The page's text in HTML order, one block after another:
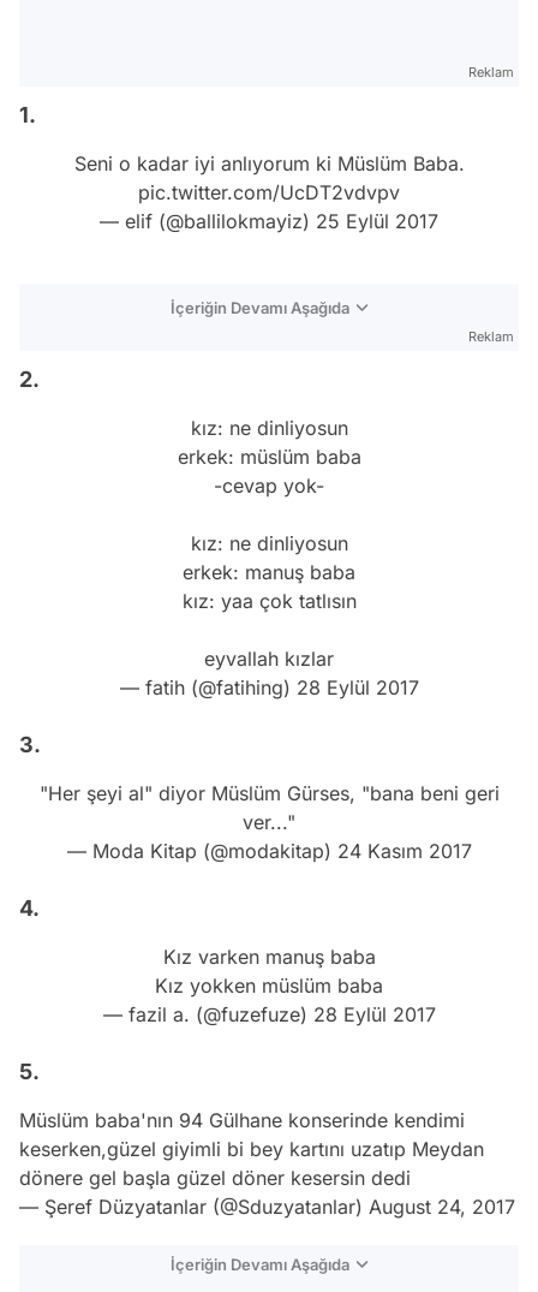
Reklam
1.
Seni o kadar iyi anlıyorum ki Müslüm Baba.
pic.twitter.com/UcDT2vdvpv
— elif (@ballilokmayiz) 25 Eylül 2017
İçeriğin Devamı Aşağıda
Reklam
2.
kız: ne dinliyosun
erkek: müslüm baba
-cevap yok-
kız: ne dinliyosun
erkek: manuş baba
kız: yaa çok tatlısın
eyvallah kızlar
— fatih (@fatihing) 28 Eylül 2017
3.
"Her şeyi al" diyor Müslüm Gürses, "bana beni geri
ver..."
— Moda Kitap (@modakitap) 24 Kasım 2017
4.
Kız varken manuş baba
Kız yokken müslüm baba
— fazil a. (@fuzefuze) 28 Eylül 2017
5.
Müslüm baba'nın 94 Gülhane konserinde kendimi
keserken,güzel giyimli bi bey kartını uzatıp Meydan
dönere gel başla güzel döner kesersin dedi
— Şeref Düzyatanlar (@Sduzyatanlar) August 24, 2017
İçeriğin Devamı Aşağıda